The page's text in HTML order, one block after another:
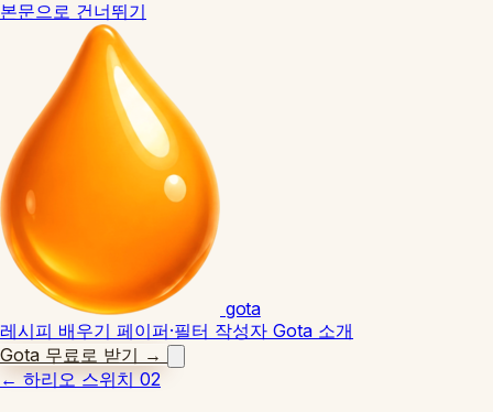
본문으로 건너뛰기
gota
레시피 배우기 페이퍼·필터 작성자 Gota 소개
Gota 무료로 받기 →
← 하리오 스위치 02